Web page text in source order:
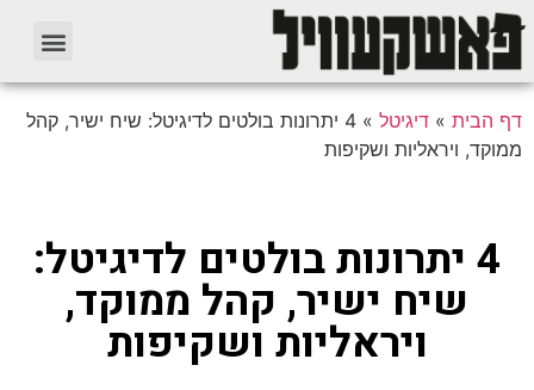
דף הבית » דיגיטל »
4 יתרונות בולטים לדיגיטל: שיח ישיר, קהל
ממוקד, ויראליות ושקיפות
4 יתרונות בולטים לדיגיטל:
שיח ישיר, קהל ממוקד,
ויראליות ושקיפות